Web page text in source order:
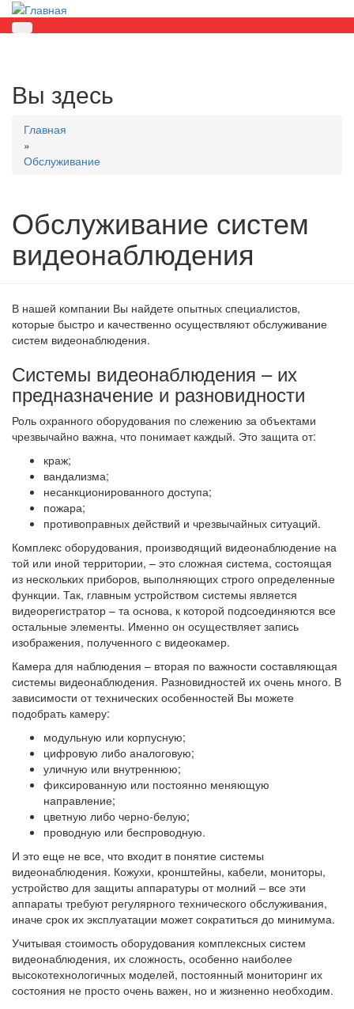
Вы здесь
Главная
»
Обслуживание
Обслуживание систем
видеонаблюдения
В нашей компании Вы найдете опытных специалистов,
которые быстро и качественно осуществляют обслуживание
систем видеонаблюдения.
Системы видеонаблюдения – их
предназначение и разновидности
Роль охранного оборудования по слежению за объектами
чрезвычайно важна, что понимает каждый. Это защита от:
краж;
вандализма;
несанкционированного доступа;
пожара;
противоправных действий и чрезвычайных ситуаций.
Комплекс оборудования, производящий видеонаблюдение на
той или иной территории, – это сложная система, состоящая
из нескольких приборов, выполняющих строго определенные
функции. Так, главным устройством системы является
видеорегистратор – та основа, к которой подсоединяются все
остальные элементы. Именно он осуществляет запись
изображения, полученного с видеокамер.
Камера для наблюдения – вторая по важности составляющая
системы видеонаблюдения. Разновидностей их очень много. В
зависимости от технических особенностей Вы можете
подобрать камеру:
модульную или корпусную;
цифровую либо аналоговую;
уличную или внутреннюю;
фиксированную или постоянно меняющую
направление;
цветную либо черно-белую;
проводную или беспроводную.
И это еще не все, что входит в понятие системы
видеонаблюдения. Кожухи, кронштейны, кабели, мониторы,
устройство для защиты аппаратуры от молний – все эти
аппараты требуют регулярного технического обслуживания,
иначе срок их эксплуатации может сократиться до минимума.
Учитывая стоимость оборудования комплексных систем
видеонаблюдения, их сложность, особенно наиболее
высокотехнологичных моделей, постоянный мониторинг их
состояния не просто очень важен, но и жизненно необходим.